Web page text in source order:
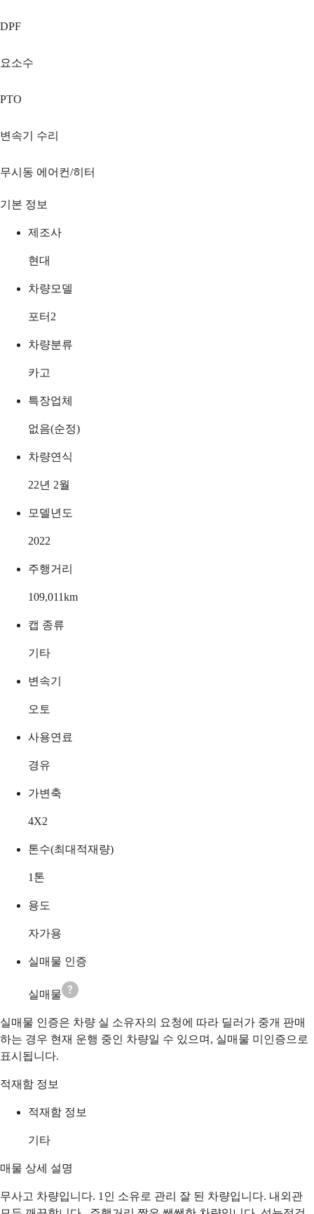
DPF
요소수
PTO
변속기 수리
무시동 에어컨/히터
기본 정보
제조사
현대
차량모델
포터2
차량분류
카고
특장업체
없음(순정)
차량연식
22년 2월
모델년도
2022
주행거리
109,011km
캡 종류
기타
변속기
오토
사용연료
경유
가변축
4X2
톤수(최대적재량)
1 톤
용도
자가용
실매물 인증
실매물
실매물 인증은 차량 실 소유자의 요청에 따라 딜러가 중개 판매
하는 경우 현재 운행 중인 차량일 수 있으며, 실매물 미인증으로
표시됩니다.
적재함 정보
적재함 정보
기타
매물 상세 설명
무사고 차량입니다. 1인 소유로 관리 잘 된 차량입니다. 내외관